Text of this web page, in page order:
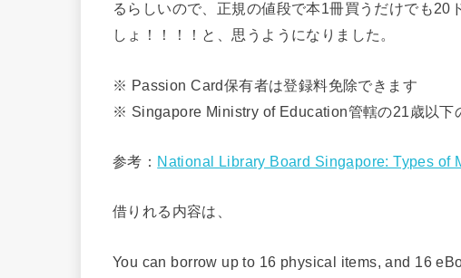
るらしいので、正規の値段で本1冊買うだけでも
しょ！！！！と、思うようになりました。
※ Passion Card保有者は登録料免除できます
※ Singapore Ministry of Education管轄の21歳以下
参考： National Library Board Singapore: Types of
借りれる内容は、
You can borrow up to 16 physical items, and 16